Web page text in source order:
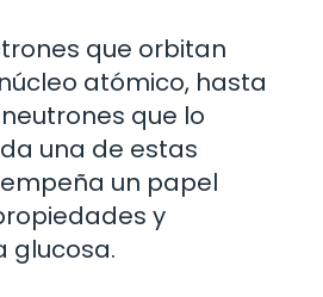
que orbitan
atómico, hasta
que lo
una de estas
un papel
y
glucosa.